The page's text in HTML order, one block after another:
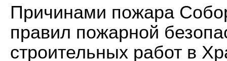
Причинами пожара
правил пожарной
строительных работ в